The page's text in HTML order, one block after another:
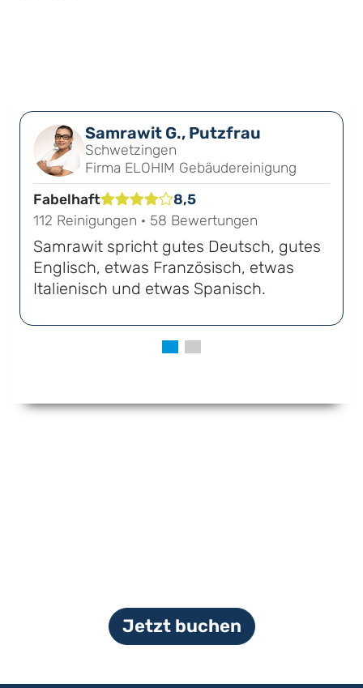
Samrawit G., Putzfrau
Schwetzingen
Firma ELOHIM Gebäudereinigung
Fabelhaft
8,5
112 Reinigungen · 58 Bewertungen
Samrawit spricht gutes Deutsch, gutes
Englisch, etwas Französisch, etwas
Italienisch und etwas Spanisch.
Jetzt buchen